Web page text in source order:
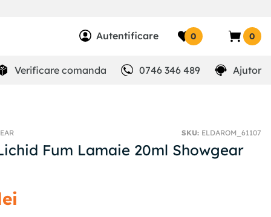
Autentificare 0 0
Verificare comanda 0746 346 489 Ajutor
SKU: ELDAROM_61107
Fum Lamaie 20ml Showgear